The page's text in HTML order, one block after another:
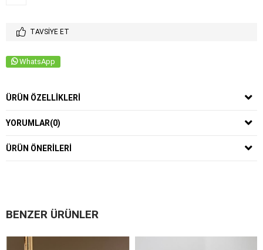
TAVSIYE ET
WhatsApp
ÜRÜN ÖZELLIKLERI
YORUMLAR(0)
ÜRÜN ÖNERILERI
BENZER ÜRÜNLER